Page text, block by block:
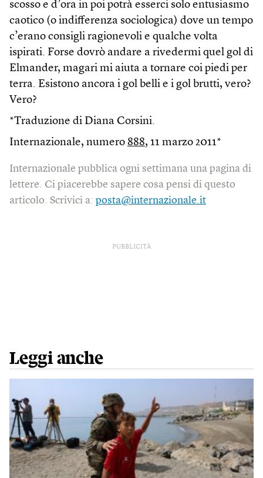
scosso e d’ora in poi potrà esserci solo entusiasmo
caotico (o indifferenza sociologica) dove un tempo
c’erano consigli ragionevoli e qualche volta
ispirati. Forse dovrò andare a rivedermi quel gol di
Elmander, magari mi aiuta a tornare coi piedi per
terra. Esistono ancora i gol belli e i gol brutti, vero?
Vero?
*Traduzione di Diana Corsini.
Internazionale, numero 888, 11 marzo 2011*
Internazionale pubblica ogni settimana una pagina di
lettere. Ci piacerebbe sapere cosa pensi di questo
articolo. Scrivici a: posta@internazionale.it
PUBBLICITÀ
Leggi anche